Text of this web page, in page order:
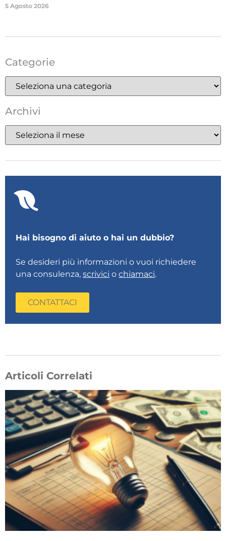
5 Agosto 2026
Categorie
Archivi
Hai bisogno di aiuto o hai un dubbio?
Se desideri più informazioni o vuoi richiedere
una consulenza,scrivici ochiamaci.
CONTATTACI
Articoli Correlati